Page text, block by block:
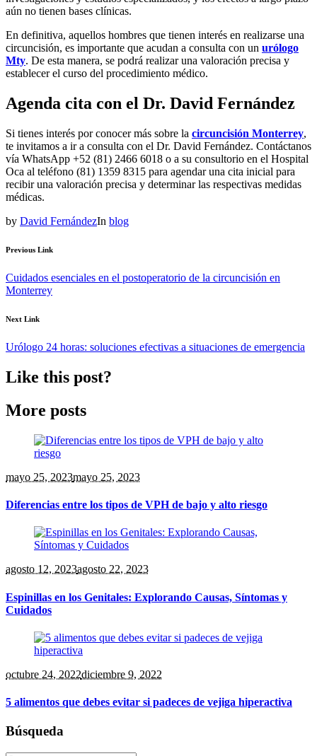
aún no tienen bases clínicas.
En definitiva, aquellos hombres que tienen interés en realizarse una
circuncisión, es importante que acudan a consulta con un urólogo
Mty. De esta manera, se podrá realizar una valoración precisa y
establecer el curso del procedimiento médico.
Agenda cita con el Dr. David Fernández
Si tienes interés por conocer más sobre la circuncisión Monterrey,
te invitamos a ir a consulta con el Dr. David Fernández. Contáctanos
vía WhatsApp +52 (81) 2466 6018 o a su consultorio en el Hospital
Oca al teléfono (81) 1359 8315 para agendar una cita inicial para
recibir una valoración precisa y determinar las respectivas medidas
médicas.
by David FernándezIn blog
Previous Link
Cuidados esenciales en el postoperatorio de la circuncisión en
Monterrey
Next Link
Urólogo 24 horas: soluciones efectivas a situaciones de emergencia
Like this post?
More posts
mayo 25, 2023mayo 25, 2023
Diferencias entre los tipos de VPH de bajo y alto riesgo
agosto 12, 2023agosto 22, 2023
Espinillas en los Genitales: Explorando Causas, Síntomas y
Cuidados
octubre 24, 2022diciembre 9, 2022
5 alimentos que debes evitar si padeces de vejiga hiperactiva
Búsqueda